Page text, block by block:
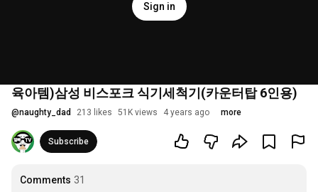
Sign in
육아템)삼성 비스포크 식기세척기(카운터탑 6인용)
@naughty_dad 213 likes 51K views 4 years ago more
Subscribe
Comments 31